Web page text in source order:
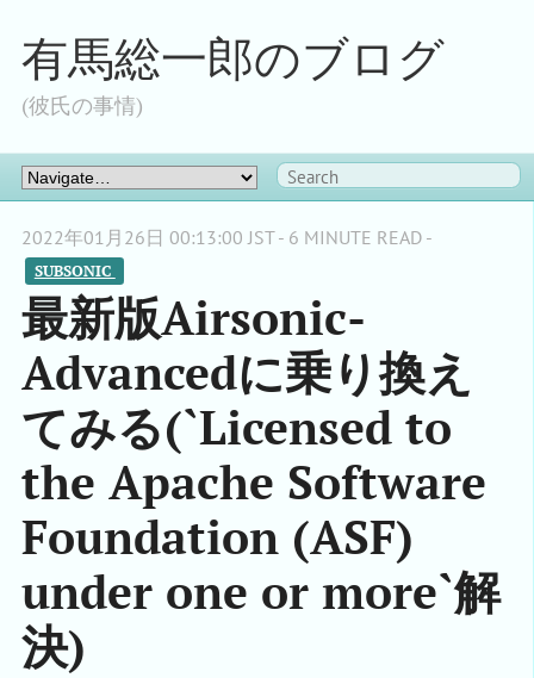
有馬総一郎のブログ
(彼氏の事情)
2022年01月26日 00:13:00 JST - 6 MINUTE READ -
SUBSONIC
最新版Airsonic-
Advancedに乗り換え
てみる(`Licensed to
the Apache Software
Foundation (ASF)
under one or more`解
決)